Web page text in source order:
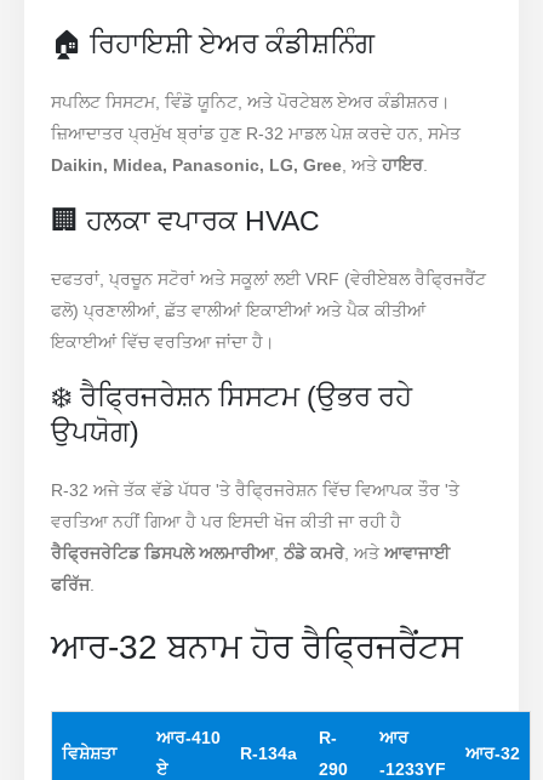
🏠 ਰਿਹਾਇਸ਼ੀ ਏਅਰ ਕੰਡੀਸ਼ਨਿੰਗ
ਸਪਲਿਟ ਸਿਸਟਮ, ਵਿੰਡੋ ਯੂਨਿਟ, ਅਤੇ ਪੋਰਟੇਬਲ ਏਅਰ ਕੰਡੀਸ਼ਨਰ।
ਜ਼ਿਆਦਾਤਰ ਪ੍ਰਮੁੱਖ ਬ੍ਰਾਂਡ ਹੁਣ R-32 ਮਾਡਲ ਪੇਸ਼ ਕਰਦੇ ਹਨ, ਸਮੇਤ
Daikin, Midea, Panasonic, LG, Gree, ਅਤੇਹਾਇਰ.
🏢 ਹਲਕਾ ਵਪਾਰਕ HVAC
ਦਫਤਰਾਂ, ਪ੍ਰਚੂਨ ਸਟੋਰਾਂ ਅਤੇ ਸਕੂਲਾਂ ਲਈ VRF (ਵੇਰੀਏਬਲ ਰੈਫ੍ਰਿਜਰੈਂਟ
ਫਲੋ) ਪ੍ਰਣਾਲੀਆਂ, ਛੱਤ ਵਾਲੀਆਂ ਇਕਾਈਆਂ ਅਤੇ ਪੈਕ ਕੀਤੀਆਂ
ਇਕਾਈਆਂ ਵਿੱਚ ਵਰਤਿਆ ਜਾਂਦਾ ਹੈ।
❄️ ਰੈਫ੍ਰਿਜਰੇਸ਼ਨ ਸਿਸਟਮ (ਉਭਰ ਰਹੇ
ਉਪਯੋਗ)
R-32 ਅਜੇ ਤੱਕ ਵੱਡੇ ਪੱਧਰ 'ਤੇ ਰੈਫ੍ਰਿਜਰੇਸ਼ਨ ਵਿੱਚ ਵਿਆਪਕ ਤੌਰ 'ਤੇ
ਵਰਤਿਆ ਨਹੀਂ ਗਿਆ ਹੈ ਪਰ ਇਸਦੀ ਖੋਜ ਕੀਤੀ ਜਾ ਰਹੀ ਹੈ
ਰੈਫ੍ਰਿਜਰੇਟਿਡ ਡਿਸਪਲੇ ਅਲਮਾਰੀਆ,ਠੰਡੇ ਕਮਰੇ, ਅਤੇਆਵਾਜਾਈ
ਫਰਿੱਜ.
ਆਰ-32 ਬਨਾਮ ਹੋਰ ਰੈਫ੍ਰਿਜਰੈਂਟਸ
ਵਿਸ਼ੇਸ਼ਤਾ
ਆਰ-410
ਏ
R-134a
R-
290
ਆਰ
-1233YF
ਆਰ-32